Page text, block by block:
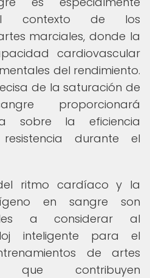
contexto de los
marciales, donde la
cardiovascular
del rendimiento.
de la saturación de
proporcionará
sobre la eficiencia
durante el
ritmo cardíaco y la
en sangre son
a considerar al
inteligente para el
de artes
contribuyen